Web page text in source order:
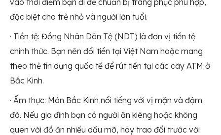
đặc biệt cho trẻ nhỏ và người lớn tuổi.
· Tiền tệ: Đồng Nhân Dân Tệ (NDT) là đơn vị tiền tệ
chính thức. Bạn nên đổi tiền tại Việt Nam hoặc mang
theo thẻ tín dụng quốc tế để rút tiền tại các cây ATM ở
Bắc Kinh.
· Ẩm thực: Món Bắc Kinh nổi tiếng với vị mặn và đậm
đà. Nếu gia đình bạn có người ăn kiêng hoặc không
quen với đồ ăn nhiều dầu mỡ, hãy trao đổi trước với